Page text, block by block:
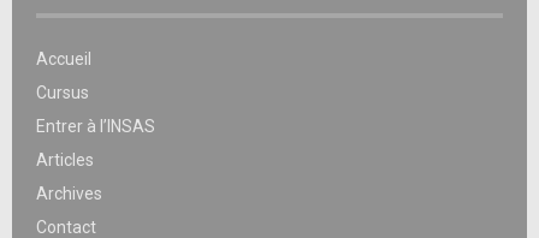
Accueil
Cursus
Entrer à l’INSAS
Articles
Archives
Contact